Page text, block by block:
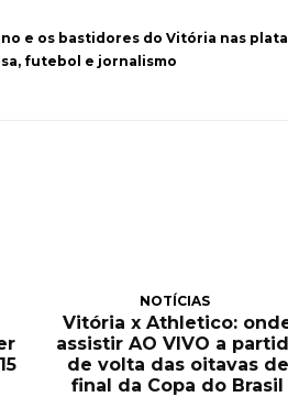
e os bastidores do Vitória nas
futebol e jornalismo
NOTÍCIAS
Vitória x Athletico:
assistir AO VIVO a
de volta das oitavas de
final da Copa do Brasil